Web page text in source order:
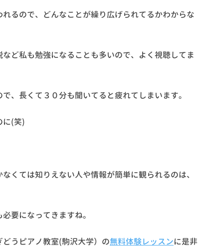
るので、どんなことが繰り広げられてるかわからな
ど私も勉強になることも多いので、よく視聴してま
、長くて３０分も聞いてると疲れてしまいます。
に(笑)
くては知りえない人や情報が簡単に観られるのは、
要になってきますね。
うピアノ教室(駒沢大学）の無料体験レッスンに是非